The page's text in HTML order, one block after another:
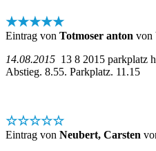
★★★★★
Eintrag von Totmoser anton von
14.08.2015 13 8 2015 parkplatz
Abstieg. 8.55. Parkplatz. 11.15
☆☆☆☆☆
Eintrag von Neubert, Carsten